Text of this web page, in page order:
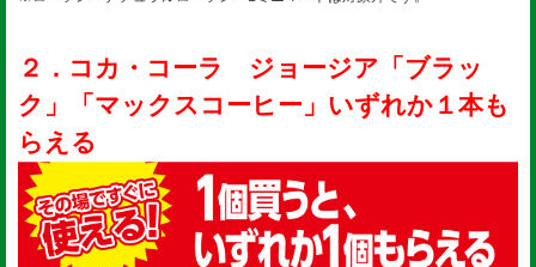
２．コカ・コーラ ジョージア「ブラッ
ク」「マックスコーヒー」いずれか１本も
らえる